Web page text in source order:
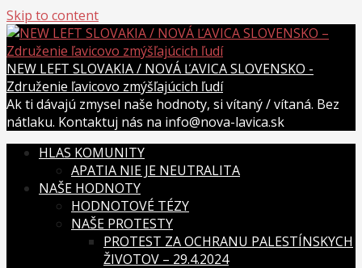
Skip to content
NEW LEFT SLOVAKIA / NOVÁ ĽAVICA SLOVENSKO -
Združenie ľavicovo zmýšľajúcich ľudí
Ak ti dávajú zmysel naše hodnoty, si vítaný / vítaná. Bez
nátlaku. Kontaktuj nás na info@nova-lavica.sk
HLAS KOMUNITY
APATIA NIE JE NEUTRALITA
NAŠE HODNOTY
HODNOTOVÉ TÉZY
NAŠE PROTESTY
PROTEST ZA OCHRANU PALESTÍNSKYCH
ŽIVOTOV – 29.4.2024